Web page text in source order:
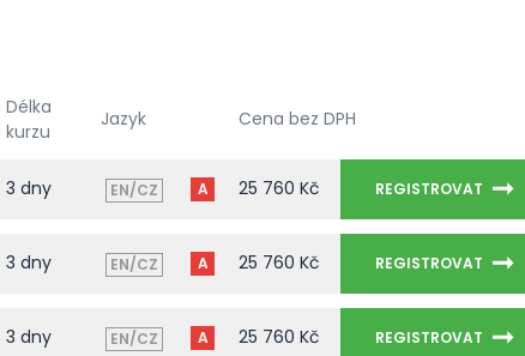
Délka
kurzu
Jazyk Cena bez DPH
3 dny EN/CZ A 25 760 Kč REGISTROVAT
3 dny EN/CZ A 25 760 Kč REGISTROVAT
3 dny EN/CZ A 25 760 Kč REGISTROVAT